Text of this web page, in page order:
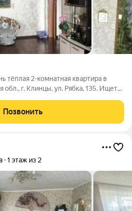
тёплая 2-комнатная квартира в
вас! В квартире уже сделан
Позвонить
1 этаж из 2